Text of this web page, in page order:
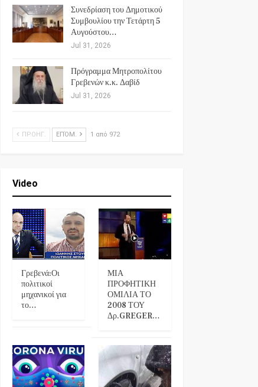
Συνεδρίαση του Δημοτικού
Συμβουλίου την Τετάρτη 5
Αυγούστου…
Jul 31, 2026
Πρόγραμμα Μητροπολίτου
Γρεβενών κ.κ. Δαβίδ
Jul 31, 2026
ΠΡΟΗΓ. ΕΠΌΜ. 1 από 972
Video
Γρεβενά:Οι
πολιτικοί
μηχανικοί για
το…
ΜΙΑ
ΠΡΟΦΗΤΙΚΗ
ΟΜΙΛΙΑ ΤΟ
2008 ΤΟΥ
Δρ.GREGER…